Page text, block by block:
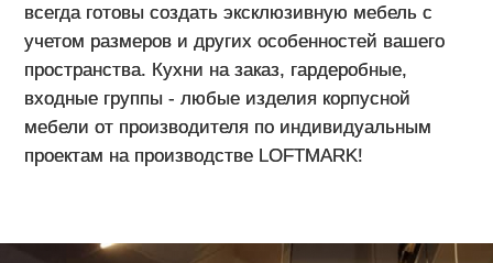
всегда готовы создать эксклюзивную мебель с
учетом размеров и других особенностей вашего
пространства. Кухни на заказ, гардеробные,
входные группы - любые изделия корпусной
мебели от производителя по индивидуальным
проектам на производстве LOFTMARK!